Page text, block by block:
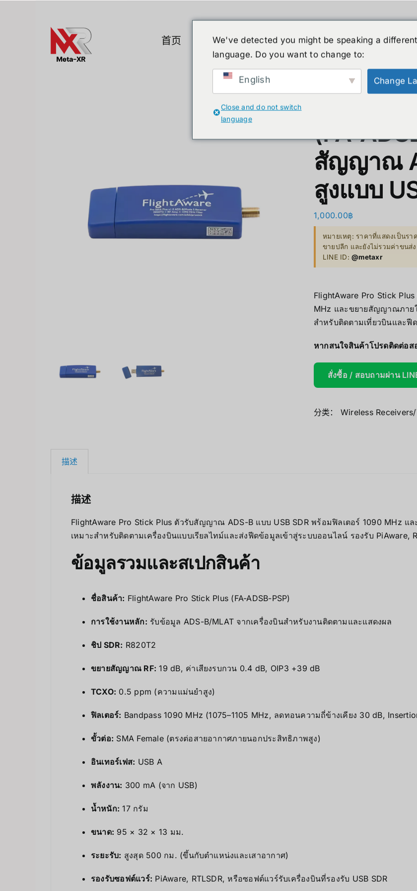
首页 产品
VR (Virtual Reality)
Quest & Quest Accessories
Apple Vision Pro
B. Smart Glasses &
Wearables
Xreal
Microsoft Hololens 2
人形机器人 新闻 服务 商店
(FA-
สัญญาณ
สูงแบบ
1,000.00฿
หมายเหตุ: ราคาที่แสดงเป็นรา
ขายปลีก และยังไม่รวมค่าขนส่
LINE ID:@metaxr
FlightAware Pro Stick
MHz และขยายสัญญาณภาย
สำหรับติดตามเที่ยวบินและฟี
หากสนใจสินค้าโปรดติดต่อส
สั่งซื้อ / สอบถามผ่าน
分类： Wireless
描述
描述
FlightAware Pro Stick Plus ตัวรับสัญญาณ ADS-B แบบ USB SDR พร้อมฟิลเตอร์ 1090 MHz
เหมาะสำหรับติดตามเครื่องบินแบบเรียลไทม์และส่งฟีดข้อมูลเข้าสู่ระบบออนไลน์ รองรับ PiAware,
ข้อมูลรวมและสเปกสินค้า
ชื่อสินค้า: FlightAware Pro Stick Plus (FA-ADSB-PSP)
การใช้งานหลัก: รับข้อมูล ADS-B/MLAT จากเครื่องบินสำหรับงานติดตามและแสดงผล
ชิป SDR: R820T2
ขยายสัญญาณ RF: 19 dB, ค่าเสียงรบกวน 0.4 dB, OIP3 +39 dB
TCXO: 0.5 ppm (ความแม่นยำสูง)
ฟิลเตอร์: Bandpass 1090 MHz (1075–1105 MHz, ลดทอนความถี่ข้างเคียง 30 dB,
ขั้วต่อ: SMA Female (ตรงต่อสายอากาศภายนอกประสิทธิภาพสูง)
อินเทอร์เฟส: USB A
พลังงาน: 300 mA (จาก USB)
น้ำหนัก: 17 กรัม
ขนาด: 95 × 32 × 13 มม.
ระยะรับ: สูงสุด 500 กม. (ขึ้นกับตำแหน่งและเสาอากาศ)
รองรับซอฟต์แวร์: PiAware, RTLSDR, หรือซอฟต์แวร์รับเครื่องบินที่รองรับ USB SDR
We've detected you might be speaking a different
language. Do you want to change to:
English Change
Close and do not switch
language